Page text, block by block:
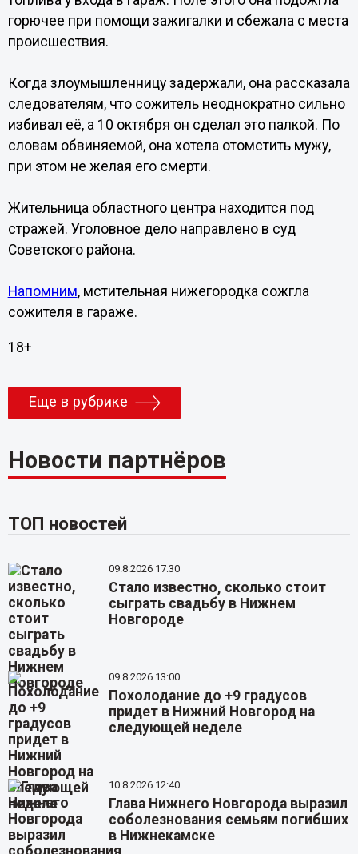
горючее при помощи зажигалки и сбежала с места
происшествия.
Когда злоумышленницу задержали, она рассказала
следователям, что сожитель неоднократно сильно
избивал её, а 10 октября он сделал это палкой. По
словам обвиняемой, она хотела отомстить мужу,
при этом не желая его смерти.
Жительница областного центра находится под
стражей. Уголовное дело направлено в суд
Советского района.
Напомним, мстительная нижегородка сожгла
сожителя в гараже.
18+
Еще в рубрике
Новости партнёров
ТОП новостей
09.8.2026 17:30
Стало известно, сколько стоит
сыграть свадьбу в Нижнем
Новгороде
09.8.2026 13:00
Похолодание до +9 градусов
придет в Нижний Новгород на
следующей неделе
10.8.2026 12:40
Глава Нижнего Новгорода выразил
соболезнования семьям погибших
в Нижнекамске